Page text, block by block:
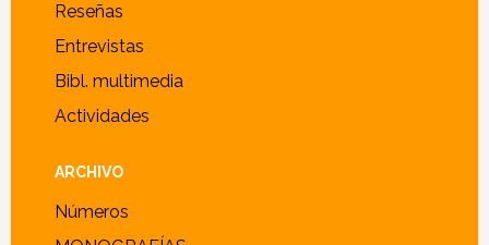
Reseñas
Entrevistas
Bibl. multimedia
Actividades
ARCHIVO
Números